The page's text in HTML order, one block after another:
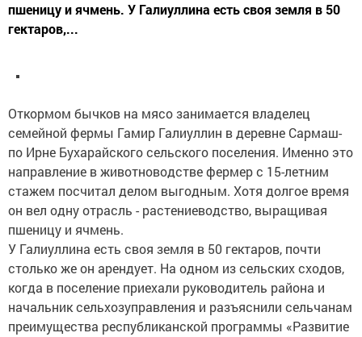
пшеницу и ячмень. У Галиуллина есть своя земля в 50
гектаров,...
Откормом бычков на мясо занимается владелец
семейной фермы Гамир Галиуллин в деревне Сармаш-
по Ирне Бухарайского сельского поселения. Именно это
направление в животноводстве фермер с 15-летним
стажем посчитал делом выгодным. Хотя долгое время
он вел одну отрасль - растениеводство, выращивая
пшеницу и ячмень.
У Галиуллина есть своя земля в 50 гектаров, почти
столько же он арендует. На одном из сельских сходов,
когда в поселение приехали руководитель района и
начальник сельхозуправления и разъяснили сельчанам
преимущества республиканской программы «Развитие